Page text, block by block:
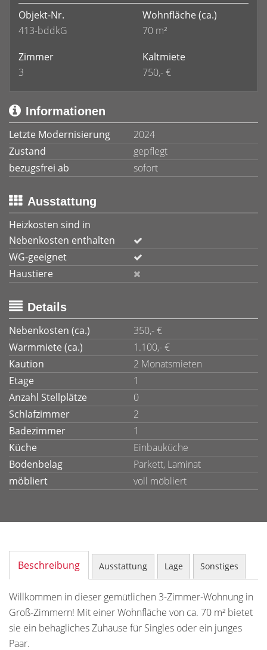
Objekt-Nr.
413-bddkG
Wohnfläche (ca.)
70 m²
Zimmer
3
Kaltmiete
750,- €
Informationen
Letzte Modernisierung
2024
Zustand
gepflegt
bezugsfrei ab
sofort
Ausstattung
Heizkosten sind in
Nebenkosten enthalten
WG-geeignet
Haustiere
Details
Nebenkosten (ca.)
350,- €
Warmmiete (ca.)
1.100,- €
Kaution
2 Monatsmieten
Etage
1
Anzahl Stellplätze
0
Schlafzimmer
2
Badezimmer
1
Küche
Einbauküche
Bodenbelag
Parkett, Laminat
möbliert
voll möbliert
Beschreibung Ausstattung Lage Sonstiges
Willkommen in dieser gemütlichen 3-Zimmer-Wohnung in
Groß-Zimmern! Mit einer Wohnfläche von ca. 70 m² bietet
sie ein behagliches Zuhause für Singles oder ein junges
Paar.